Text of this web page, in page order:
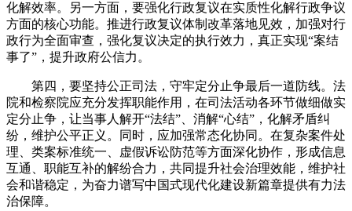
化解效率。另一方面，要强化行政复议在实质性化解行政争议
方面的核心功能。推进行政复议体制改革落地见效，加强对行
政行为全面审查，强化复议决定的执行效力，真正实现“案结
事了”，提升政府公信力。
第四，要坚持公正司法，守牢定分止争最后一道防线。法
院和检察院应充分发挥职能作用，在司法活动各环节做细做实
定分止争，让当事人解开“法结”、消解“心结”，化解矛盾纠
纷，维护公平正义。同时，应加强常态化协同。在复杂案件处
理、类案标准统一、虚假诉讼防范等方面深化协作，形成信息
互通、职能互补的解纷合力，共同提升社会治理效能，维护社
会和谐稳定，为奋力谱写中国式现代化建设新篇章提供有力法
治保障。